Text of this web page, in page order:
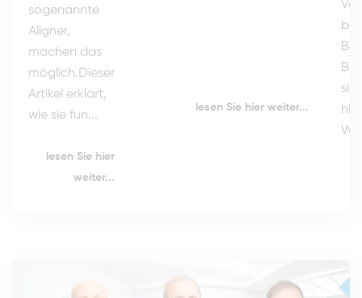
sogenannte
Aligner,
machen das
möglich.Dieser
Artikel erklärt,
wie sie fun...
lesen Sie hier
weiter...
lesen Sie hier weiter...